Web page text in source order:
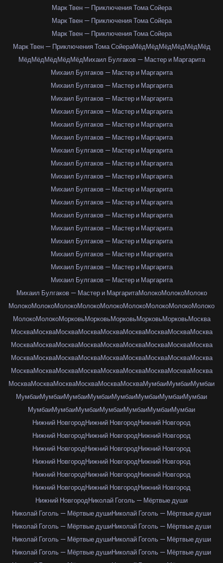
Марк Твен — Приключения Тома Сойера
Марк Твен — Приключения Тома Сойера
Марк Твен — Приключения Тома Сойера
Марк Твен — Приключения Тома СойераМёдМёдМёдМёдМёдМёд
МёдМёдМёдМёдМёдМихаил Булгаков — Мастер и Маргарита
Михаил Булгаков — Мастер и Маргарита
Михаил Булгаков — Мастер и Маргарита
Михаил Булгаков — Мастер и Маргарита
Михаил Булгаков — Мастер и Маргарита
Михаил Булгаков — Мастер и Маргарита
Михаил Булгаков — Мастер и Маргарита
Михаил Булгаков — Мастер и Маргарита
Михаил Булгаков — Мастер и Маргарита
Михаил Булгаков — Мастер и Маргарита
Михаил Булгаков — Мастер и Маргарита
Михаил Булгаков — Мастер и Маргарита
Михаил Булгаков — Мастер и Маргарита
Михаил Булгаков — Мастер и Маргарита
Михаил Булгаков — Мастер и Маргарита
Михаил Булгаков — Мастер и Маргарита
Михаил Булгаков — Мастер и Маргарита
Михаил Булгаков — Мастер и Маргарита
Михаил Булгаков — Мастер и МаргаритаМолокоМолокоМолоко
МолокоМолокоМолокоМолокоМолокоМолокоМолокоМолокоМолоко
МолокоМолокоМорковьМорковьМорковьМорковьМорковьМосква
МоскваМоскваМоскваМоскваМоскваМоскваМоскваМоскваМосква
МоскваМоскваМоскваМоскваМоскваМоскваМоскваМоскваМосква
МоскваМоскваМоскваМоскваМоскваМоскваМоскваМоскваМосква
МоскваМоскваМоскваМоскваМоскваМоскваМоскваМоскваМосква
МоскваМоскваМоскваМоскваМоскваМоскваМумбаиМумбаиМумбаи
МумбаиМумбаиМумбаиМумбаиМумбаиМумбаиМумбаиМумбаи
МумбаиМумбаиМумбаиМумбаиМумбаиМумбаиМумбаи
Нижний НовгородНижний НовгородНижний Новгород
Нижний НовгородНижний НовгородНижний Новгород
Нижний НовгородНижний НовгородНижний Новгород
Нижний НовгородНижний НовгородНижний Новгород
Нижний НовгородНижний НовгородНижний Новгород
Нижний НовгородНижний НовгородНижний Новгород
Нижний НовгородНиколай Гоголь — Мёртвые души
Николай Гоголь — Мёртвые душиНиколай Гоголь — Мёртвые души
Николай Гоголь — Мёртвые душиНиколай Гоголь — Мёртвые души
Николай Гоголь — Мёртвые душиНиколай Гоголь — Мёртвые души
Николай Гоголь — Мёртвые душиНиколай Гоголь — Мёртвые души